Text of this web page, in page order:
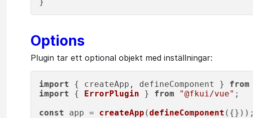
Options
Plugin tar ett optional objekt med inställningar:
import { createApp, defineComponent } from
import { ErrorPlugin } from "@fkui/vue" ;
const app = createApp (defineComponent ({}));